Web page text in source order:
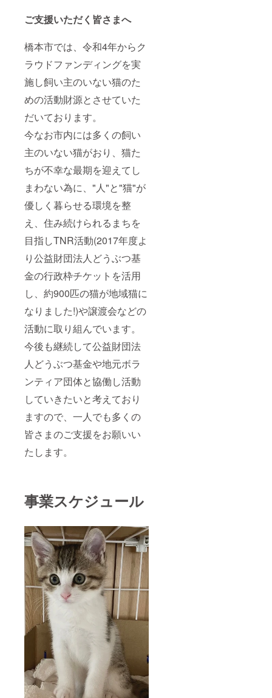
ご支援いただく皆さまへ
橋本市では、令和4年からク
ラウドファンディングを実
施し飼い主のいない猫のた
めの活動財源とさせていた
だいております。
今なお市内には多くの飼い
主のいない猫がおり、猫た
ちが不幸な最期を迎えてし
まわない為に、"人"と"猫"が
優しく暮らせる環境を整
え、住み続けられるまちを
目指しTNR活動(2017年度よ
り公益財団法人どうぶつ基
金の行政枠チケットを活用
し、約900匹の猫が地域猫に
なりました!)や譲渡会などの
活動に取り組んでいます。
今後も継続して公益財団法
人どうぶつ基金や地元ボラ
ンティア団体と協働し活動
していきたいと考えており
ますので、一人でも多くの
皆さまのご支援をお願いい
たします。
事業スケジュール